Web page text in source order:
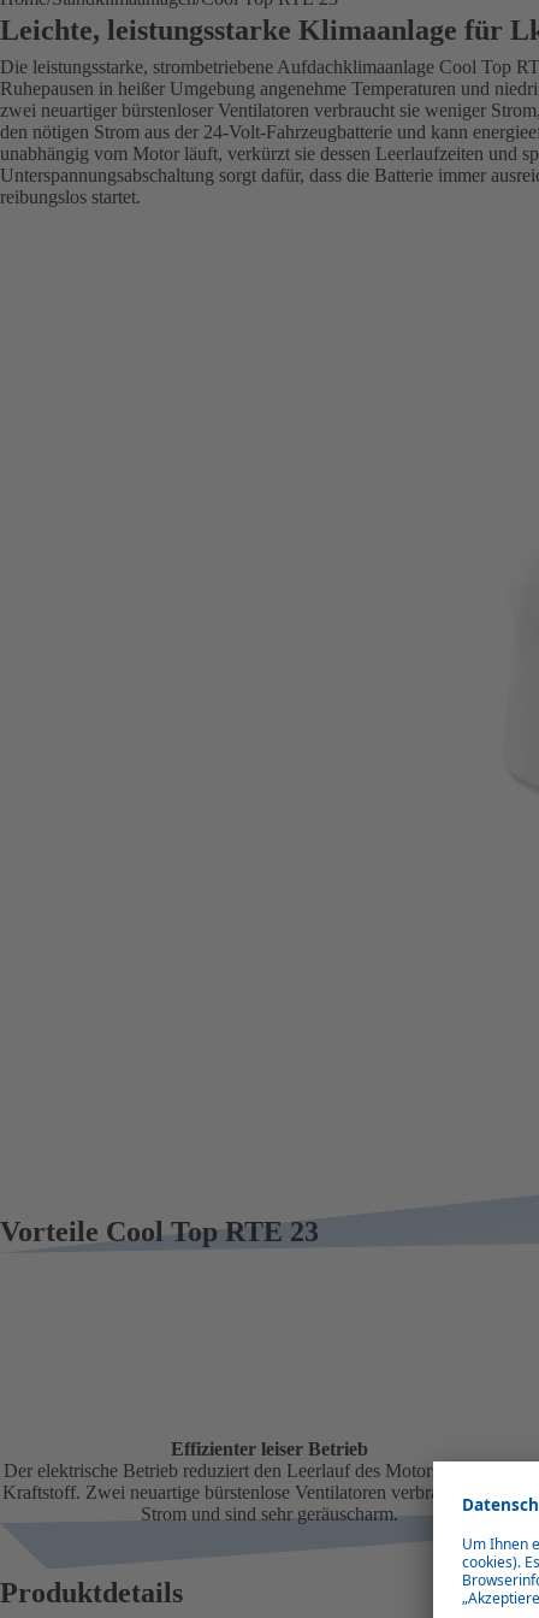
Leichte, leistungsstarke Klimaanlage für
Die leistungsstarke, strombetriebene Aufdachklimaanlage Cool Top
Ruhepausen in heißer Umgebung angenehme Temperaturen und
zwei neuartiger bürstenloser Ventilatoren verbraucht sie weniger
den nötigen Strom aus der 24-Volt-Fahrzeugbatterie und kann
unabhängig vom Motor läuft, verkürzt sie dessen Leerlaufzeiten und
Unterspannungsabschaltung sorgt dafür, dass die Batterie immer
reibungslos startet.
Vorteile Cool Top RTE 23
Effizienter leiser Betrieb
Der elektrische Betrieb reduziert den Leerlauf des Motors und spart so
Kraftstoff. Zwei neuartige bürstenlose Ventilatoren verbrauchen wenig
Strom und sind sehr geräuscharm.
Produktdetails